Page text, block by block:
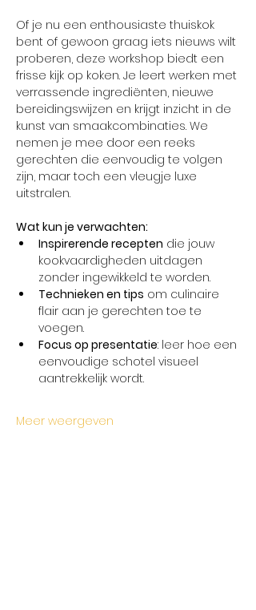
Of je nu een enthousiaste thuiskok
bent of gewoon graag iets nieuws wilt
proberen, deze workshop biedt een
frisse kijk op koken. Je leert werken met
verrassende ingrediënten, nieuwe
bereidingswijzen en krijgt inzicht in de
kunst van smaakcombinaties. We
nemen je mee door een reeks
gerechten die eenvoudig te volgen
zijn, maar toch een vleugje luxe
uitstralen.
Wat kun je verwachten:
Inspirerende recepten die jouw
kookvaardigheden uitdagen
zonder ingewikkeld te worden.
Technieken en tips om culinaire
flair aan je gerechten toe te
voegen.
Focus op presentatie: leer hoe een
eenvoudige schotel visueel
aantrekkelijk wordt.
Meer weergeven